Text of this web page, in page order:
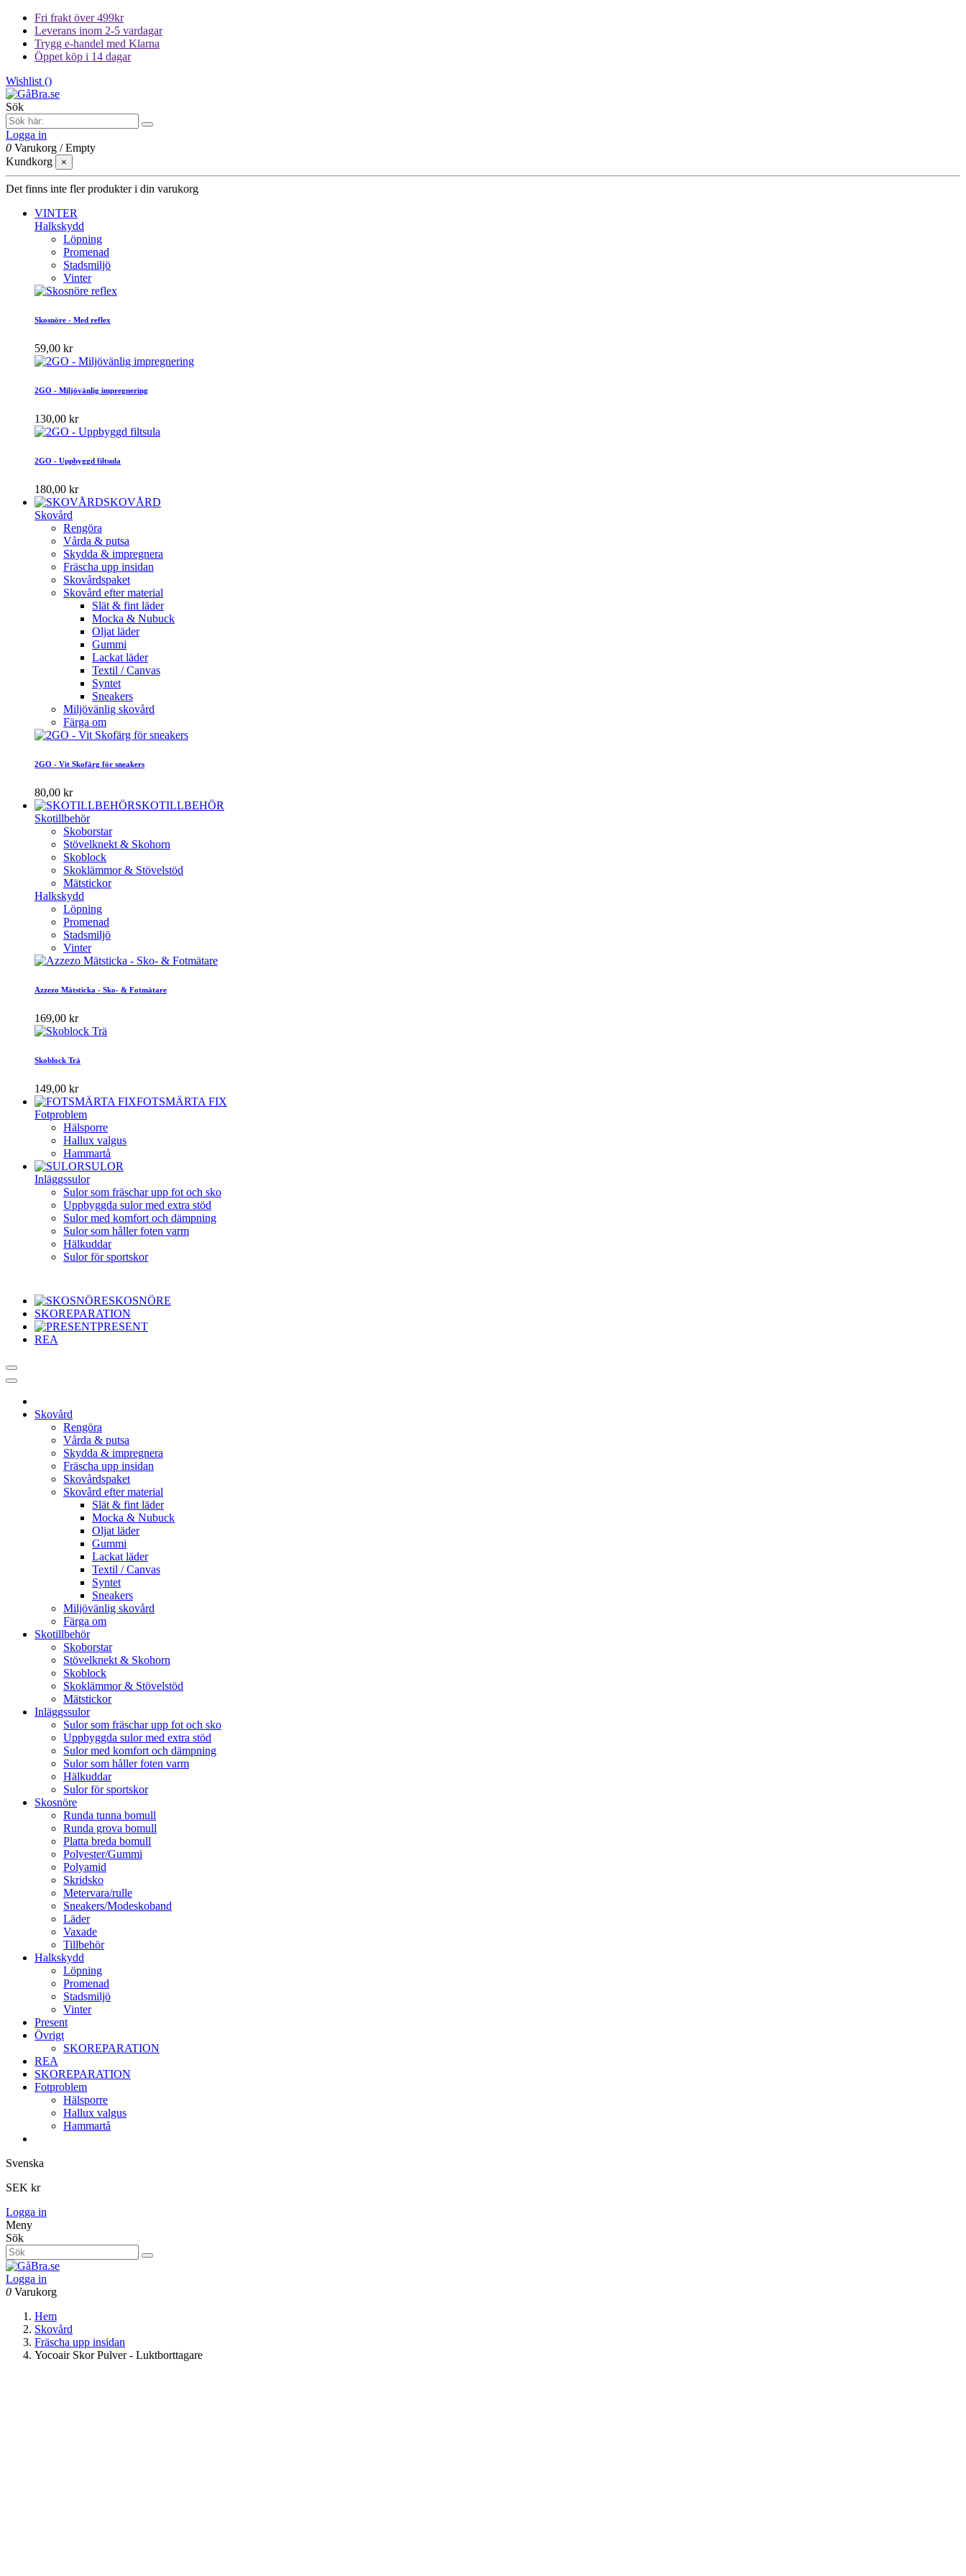
Fri frakt över 499kr
Leverans inom 2-5 vardagar
Trygg e-handel med Klarna
Öppet köp i 14 dagar
Wishlist ()
Sök
Logga in
0 Varukorg /Empty
Kundkorg
×
Det finns inte fler produkter i din varukorg
VINTER
Halkskydd
Löpning
Promenad
Stadsmiljö
Vinter
Skosnöre - Med reflex
59,00 kr
2GO - Miljövänlig impregnering
130,00 kr
2GO - Uppbyggd filtsula
180,00 kr
SKOVÅRD
Skovård
Rengöra
Vårda & putsa
Skydda & impregnera
Fräscha upp insidan
Skovårdspaket
Skovård efter material
Slät & fint läder
Mocka & Nubuck
Oljat läder
Gummi
Lackat läder
Textil / Canvas
Syntet
Sneakers
Miljövänlig skovård
Färga om
2GO - Vit Skofärg för sneakers
80,00 kr
SKOTILLBEHÖR
Skotillbehör
Skoborstar
Stövelknekt & Skohorn
Skoblock
Skoklämmor & Stövelstöd
Mätstickor
Halkskydd
Löpning
Promenad
Stadsmiljö
Vinter
Azzezo Mätsticka - Sko- & Fotmätare
169,00 kr
Skoblock Trä
149,00 kr
FOTSMÄRTA FIX
Fotproblem
Hälsporre
Hallux valgus
Hammartå
SULOR
Inläggssulor
Sulor som fräschar upp fot och sko
Uppbyggda sulor med extra stöd
Sulor med komfort och dämpning
Sulor som håller foten varm
Hälkuddar
Sulor för sportskor
SKOSNÖRE
SKOREPARATION
PRESENT
REA
Skovård
Rengöra
Vårda & putsa
Skydda & impregnera
Fräscha upp insidan
Skovårdspaket
Skovård efter material
Slät & fint läder
Mocka & Nubuck
Oljat läder
Gummi
Lackat läder
Textil / Canvas
Syntet
Sneakers
Miljövänlig skovård
Färga om
Skotillbehör
Skoborstar
Stövelknekt & Skohorn
Skoblock
Skoklämmor & Stövelstöd
Mätstickor
Inläggssulor
Sulor som fräschar upp fot och sko
Uppbyggda sulor med extra stöd
Sulor med komfort och dämpning
Sulor som håller foten varm
Hälkuddar
Sulor för sportskor
Skosnöre
Runda tunna bomull
Runda grova bomull
Platta breda bomull
Polyester/Gummi
Polyamid
Skridsko
Metervara/rulle
Sneakers/Modeskoband
Läder
Vaxade
Tillbehör
Halkskydd
Löpning
Promenad
Stadsmiljö
Vinter
Present
Övrigt
SKOREPARATION
REA
SKOREPARATION
Fotproblem
Hälsporre
Hallux valgus
Hammartå
Svenska
SEK kr
Logga in
Meny
Sök
Logga in
0 Varukorg
Hem
Skovård
Fräscha upp insidan
Yocoair Skor Pulver - Luktborttagare